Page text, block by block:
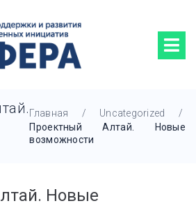
Главная / Uncategorized
/
Проектный Алтай. Новые
возможности
Новые